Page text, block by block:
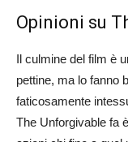
Opinioni su
Il culmine del film è
pettine, ma lo fanno
faticosamente
The Unforgivable fa